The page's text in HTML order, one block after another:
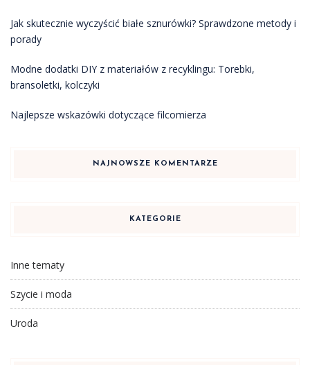
Jak skutecznie wyczyścić białe sznurówki? Sprawdzone metody i
porady
Modne dodatki DIY z materiałów z recyklingu: Torebki,
bransoletki, kolczyki
Najlepsze wskazówki dotyczące filcomierza
NAJNOWSZE KOMENTARZE
KATEGORIE
Inne tematy
Szycie i moda
Uroda